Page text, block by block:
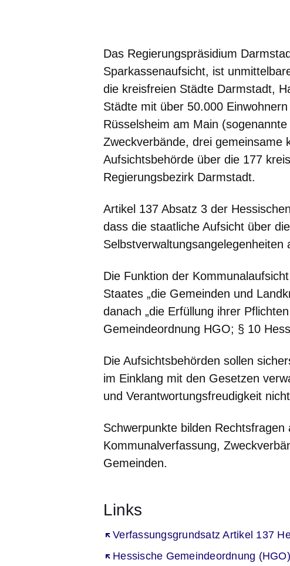
Das Regierungspräsidium
Sparkassenaufsicht, ist
die kreisfreien Städte Darmstadt,
Städte mit über 50.000
Rüsselsheim am Main
Zweckverbände, drei gemeinsame
Aufsichtsbehörde über die 177
Regierungsbezirk Darmstadt.
Artikel 137 Absatz 3 der
dass die staatliche Aufsicht über
Die Funktion der
Staates „die Gemeinden und
danach „die Erfüllung ihrer
Gemeindeordnung HGO; § 10
Die Aufsichtsbehörden sollen
im Einklang mit den Gesetzen
und Verantwortungsfreudigkeit
Schwerpunkte bilden Rechtsfragen
Kommunalverfassung,
Gemeinden.
Links
Verfassungsgrundsatz Artikel 137
Öffnet sich in einem neuen Fenster
Hessische Gemeindeordnung (HGO)
Öffnet sich in einem neuen Fenster